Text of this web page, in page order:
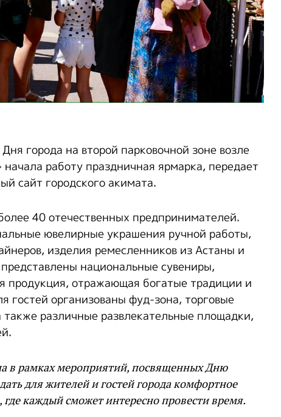
города на второй парковочной зоне возле
работу праздничная ярмарка, передает
сайт городского акимата.
40 отечественных предпринимателей.
ювелирные украшения ручной работы,
изделия ремесленников из Астаны и
национальные сувениры,
продукция, отражающая богатые традиции и
гостей организованы фуд-зона, торговые
различные развлекательные площадки,
в рамках мероприятий, посвященных Дню
для жителей и гостей города комфортное
где каждый сможет интересно провести время.